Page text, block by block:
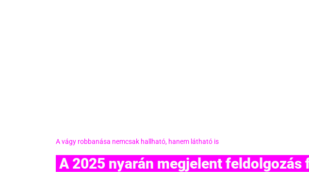
A vágy robbanása nemcsak hallható, hanem látható is